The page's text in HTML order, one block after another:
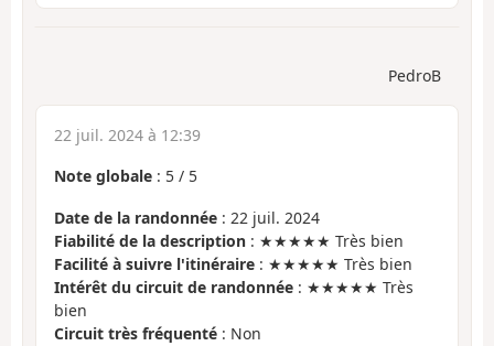
PedroB
22 juil. 2024 à 12:39
Note globale : 5 / 5
Date de la randonnée : 22 juil. 2024
Fiabilité de la description : ★★★★★ Très bien
Facilité à suivre l'itinéraire : ★★★★★ Très bien
Intérêt du circuit de randonnée : ★★★★★ Très
bien
Circuit très fréquenté : Non